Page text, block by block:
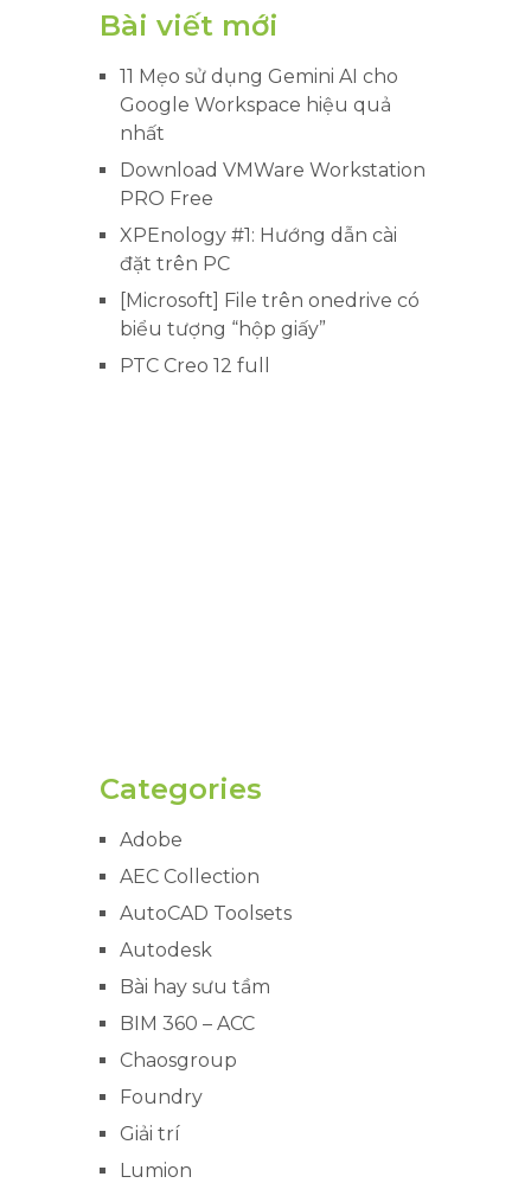
Bài viết mới
11 Mẹo sử dụng Gemini AI cho
Google Workspace hiệu quả
nhất
Download VMWare Workstation
PRO Free
XPEnology #1: Hướng dẫn cài
đặt trên PC
[Microsoft] File trên onedrive có
biểu tượng “hộp giấy”
PTC Creo 12 full
Categories
Adobe
AEC Collection
AutoCAD Toolsets
Autodesk
Bài hay sưu tầm
BIM 360 – ACC
Chaosgroup
Foundry
Giải trí
Lumion